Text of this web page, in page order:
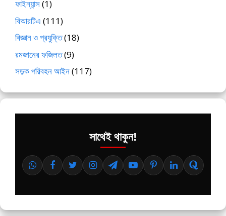
ফাইন্যান্স(1)
বিআরটিএ (111)
বিজ্ঞান ও প্রযুক্তি(18)
রমজানের ফজিলত(9)
সড়ক পরিবহন আইন(117)
সাথেই থাকুন!